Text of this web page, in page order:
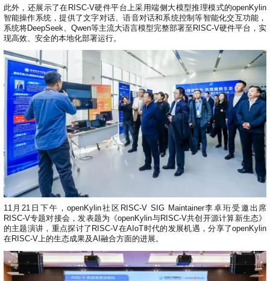
）
o
p
n
K
y
l
i
n
3
.
0
A
p
h
a
（
x
8
6
）
版
下
载
区
案
例
国
际
排
名
行
为
守
则
品
牌
指
南
社
区
交
流
中
心
社
区
会
员
高
校
专
区
用
户
组
成
长
C
A
签
署
社
区
实
习
翻
译
平
台
成
长
体
系
动
日
历
高
校
沙
龙
开
发
者
大
赛
/
活
动
版
本
共
测
用
户
组
活
动
研
究
生
大
赛
麒
麟
杯
大
赛
文
档
征
集
活
动
开
放
原
子
大
>
行
业
大
会
开
发
者
大
会
往
届
大
会
回
顾
中
心
区
人
才
认
证
打
包
规
范
平
台
软
包
编
译
平
台
发
行
构
建
平
台
持
续
集
成
平
台
>
代
码
资
源
代
码
托
管
平
台
第
方
开
源
件
库
兼
容
适
常
见
问
题
>
协
议
与
声
明
软
件
上
架
协
议
贡
献
议
隐
私
政
策
此外，还展示了在RISC-V硬件平台上采用端侧大模型推理模式的openKylin
智能操作系统，提供了文字对话、语音对话和系统控制等智能化交互功能，
系统将DeepSeek、Qwen等主流大语言模型完整部署至RISC-V硬件平台，实
现高效、安全的本地化部署运行。
11月21日下午，openKylin社区RISC-V SIG Maintainer李卓珩受邀出席
RISC-V专题对接会，发表题为《openKylin与RISC-V共创开源计算新生态》
的主题演讲，重点探讨了RISC-V在AIoT时代的发展机遇，分享了openKylin
在RISC-V上的生态成果及AI融合方面的进展。